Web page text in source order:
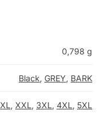
0,798 g
Black, GREY, BARK
XL, XXL, 3XL, 4XL, 5XL